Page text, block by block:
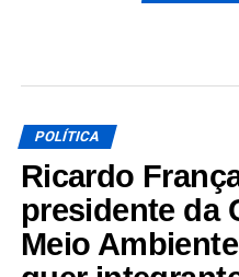
POLÍTICA
Ricardo
presidente da
Meio